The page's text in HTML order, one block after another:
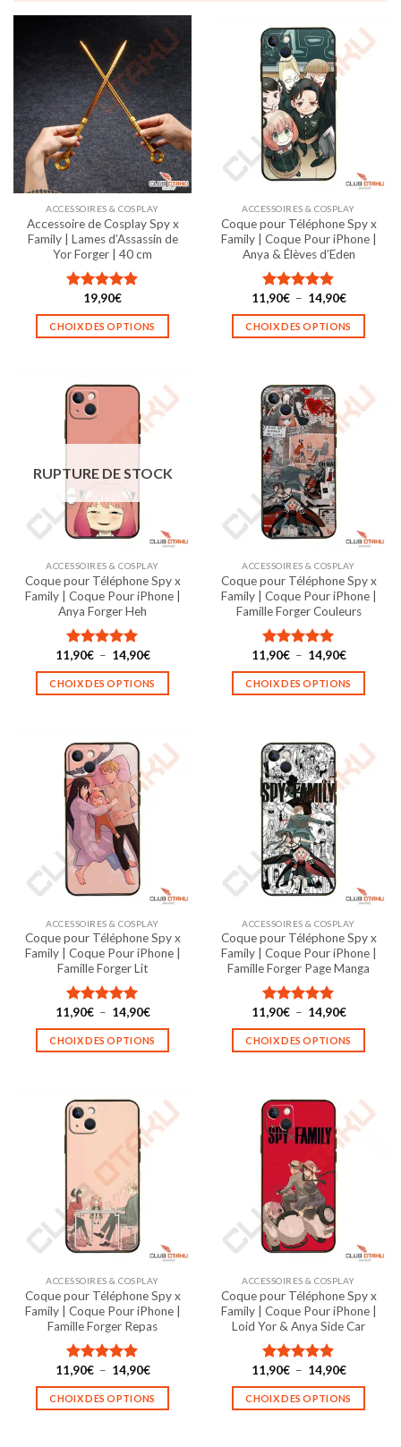
ACCESSOIRES & COSPLAY
Accessoire de Cosplay Spy x
Family | Lames d’Assassin de
Yor Forger | 40 cm
Note5.00
sur 5
19,90€
CHOIX DES OPTIONS
a
plusieurs
variations.
peuvent
choisies
sur
page
du
produit
ACCESSOIRES & COSPLAY
Coque pour Téléphone Spy x
Family | Coque Pour iPhone |
Anya & Élèves d’Eden
Note5.00
sur 5
11,90€ – 14,90€Plage
prix :
11,90€
CHOIX DES OPTIONS
a
plusieurs
variations.
Les
options
peuvent
être
choisies
sur
page
du
produit
RUPTURE DE STOCK
ACCESSOIRES & COSPLAY
Coque pour Téléphone Spy x
Family | Coque Pour iPhone |
Anya Forger Heh
Note5.00
sur 5
11,90€ – 14,90€Plage
prix :
11,90€
CHOIX DES OPTIONS
a
plusieurs
variations.
Les
options
peuvent
être
choisies
sur
page
du
produit
ACCESSOIRES & COSPLAY
Coque pour Téléphone Spy x
Family | Coque Pour iPhone |
Famille Forger Couleurs
Note5.00
sur 5
11,90€ – 14,90€Plage
prix :
11,90€
CHOIX DES OPTIONS
a
plusieurs
variations.
Les
options
peuvent
être
choisies
sur
page
du
produit
ACCESSOIRES & COSPLAY
Coque pour Téléphone Spy x
Family | Coque Pour iPhone |
Famille Forger Lit
Note5.00
sur 5
11,90€ – 14,90€Plage
prix :
11,90€
CHOIX DES OPTIONS
a
plusieurs
variations.
Les
options
peuvent
être
choisies
sur
page
du
produit
ACCESSOIRES & COSPLAY
Coque pour Téléphone Spy x
Family | Coque Pour iPhone |
Famille Forger Page Manga
Note5.00
sur 5
11,90€ – 14,90€Plage
prix :
11,90€
CHOIX DES OPTIONS
a
plusieurs
variations.
options
peuvent
être
choisies
sur
page
du
produit
ACCESSOIRES & COSPLAY
Coque pour Téléphone Spy x
Family | Coque Pour iPhone |
Famille Forger Repas
Note5.00
sur 5
11,90€ – 14,90€Plage
prix :
11,90€
CHOIX DES OPTIONS
ACCESSOIRES & COSPLAY
Coque pour Téléphone Spy x
Family | Coque Pour iPhone |
Loid Yor & Anya Side Car
Note5.00
sur 5
11,90€ – 14,90€Plage
prix :
11,90€
CHOIX DES OPTIONS